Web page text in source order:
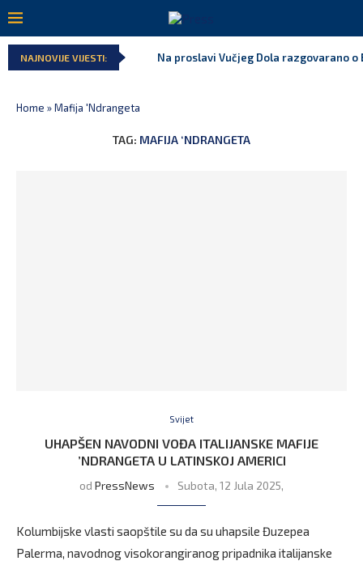
NAJNOVIJE VIJESTI: Na proslavi Vučjeg Dola razgovarano
Home »Mafija 'Ndrangeta
TAG: MAFIJA ‘NDRANGETA
Svijet
UHAPŠEN NAVODNI VOĐA ITALIJANSKE MAFIJE
’NDRANGETA U LATINSKOJ AMERICI
od PressNews Subota, 12 Jula 2025,
Kolumbijske vlasti saopštile su da su uhapsile Đuzepea
Palerma, navodnog visokorangiranog pripadnika italijanske